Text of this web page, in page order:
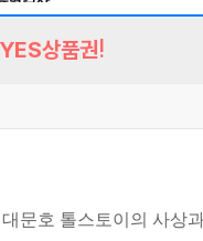
상품권!
대문호 톨스토이의 사상